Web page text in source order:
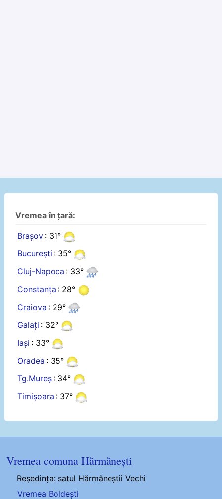
Vremea în țară:
Brașov : 31°
București : 35°
Cluj-Napoca : 33°
Constanța : 28°
Craiova : 29°
Galați : 32°
Iași : 33°
Oradea : 35°
Tg.Mureș : 34°
Timișoara : 37°
Vremea comuna Hărmănești
Reședința: satul Hărmăneștii Vechi
Vremea Boldești